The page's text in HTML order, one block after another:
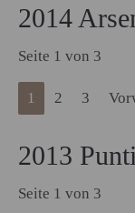
2014
Seite 1 von 3
1 2 3
2013
Seite 1 von 3